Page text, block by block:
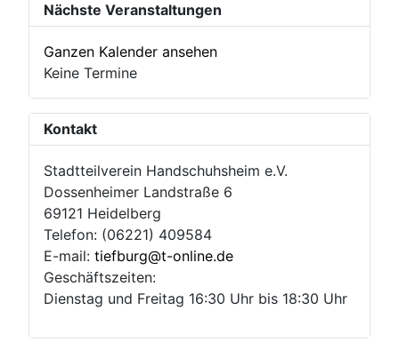
Nächste Veranstaltungen
Ganzen Kalender ansehen
Keine Termine
Kontakt
Stadtteilverein Handschuhsheim e.V.
Dossenheimer Landstraße 6
69121 Heidelberg
Telefon: (06221) 409584
E-mail: tiefburg@t-online.de
Geschäftszeiten:
Dienstag und Freitag 16:30 Uhr bis 18:30 Uhr